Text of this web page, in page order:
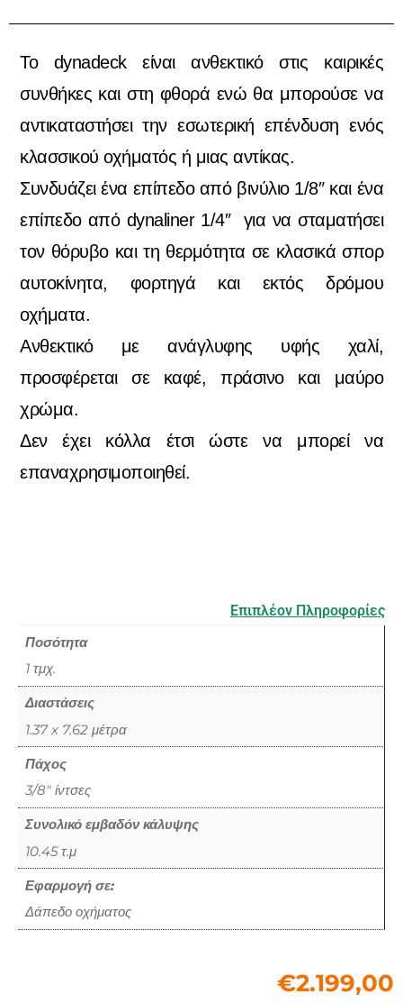
Το dynadeck είναι ανθεκτικό στις καιρικές
συνθήκες και στη φθορά ενώ θα μπορούσε να
αντικαταστήσει την εσωτερική επένδυση ενός
κλασσικού οχήματός ή μιας αντίκας.
Συνδυάζει ένα επίπεδο από βινύλιο 1/8″ και ένα
επίπεδο από dynaliner 1/4″ για να σταματήσει
τον θόρυβο και τη θερμότητα σε κλασικά σπορ
αυτοκίνητα, φορτηγά και εκτός δρόμου
οχήματα.
Ανθεκτικό με ανάγλυφης υφής χαλί,
προσφέρεται σε καφέ, πράσινο και μαύρο
χρώμα.
Δεν έχει κόλλα έτσι ώστε να μπορεί να
επαναχρησιμοποιηθεί.
Επιπλέον Πληροφορίες
Ποσότητα
1 τμχ.
Διαστάσεις
1.37 x 7.62 μέτρα
Πάχος
3/8" ίντσες
Συνολικό εμβαδόν κάλυψης
10.45 τ.μ
Εφαρμογή σε:
Δάπεδο οχήματος
€2.199,00